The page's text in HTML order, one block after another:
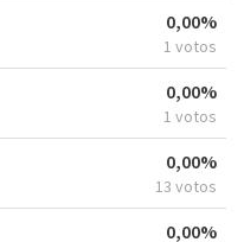
0,00%
1 votos
0,00%
1 votos
0,00%
13 votos
0,00%